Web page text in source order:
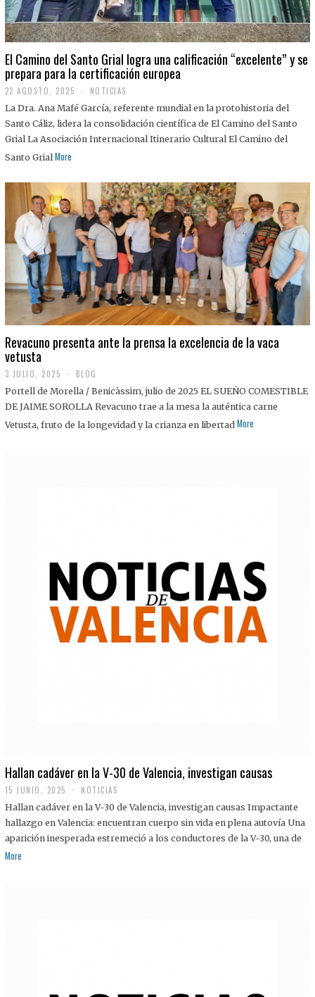
El Camino del Santo Grial logra una calificación “excelente” y se
prepara para la certificación europea
22 AGOSTO, 2025
2
A
G
O
S
2
5
NOTICIAS
La Dra. Ana Mafé García, referente mundial en la protohistoria del
Santo Cáliz, lidera la consolidación científica de El Camino del Santo
Grial La Asociación Internacional Itinerario Cultural El Camino del
Santo Grial More
Revacuno presenta ante la prensa la excelencia de la vaca
vetusta
3 JULIO, 2025
J
U
I
BLOG
Portell de Morella / Benicàssim, julio de 2025 EL SUEÑO COMESTIBLE
DE JAIME SOROLLA Revacuno trae a la mesa la auténtica carne
Vetusta, fruto de la longevidad y la crianza en libertad More
Hallan cadáver en la V-30 de Valencia, investigan causas
15 JUNIO, 2025 NOTICIAS
Hallan cadáver en la V-30 de Valencia, investigan causas Impactante
hallazgo en Valencia: encuentran cuerpo sin vida en plena autovía Una
aparición inesperada estremeció a los conductores de la V-30, una de
More